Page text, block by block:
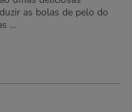
as bolas de pelo do
...